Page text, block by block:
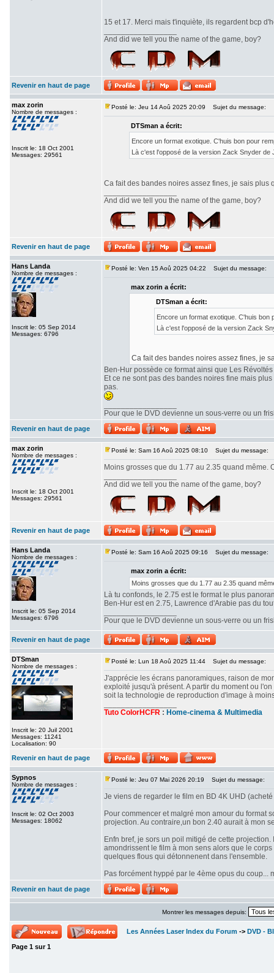
15 et 17. Merci mais t'inquiète, ils regardent bcp
And did we tell you the name of the game, boy?
Revenir en haut de page
max zorin
Nombre de messages :
Inscrit le: 18 Oct 2001
Messages: 29561
Posté le: Jeu 14 Aoû 2025 20:09 Sujet du message:
DTSman a écrit:
Encore un format exotique. C'huis bon pour
Là c'est l'opposé de la version Zack Snyder de
Ca fait des bandes noires assez fines, je sais
And did we tell you the name of the game, boy?
Revenir en haut de page
Hans Landa
Nombre de messages :
Inscrit le: 05 Sep 2014
Messages: 6796
Posté le: Ven 15 Aoû 2025 04:22 Sujet du message:
max zorin a écrit:
DTSman a écrit:
Encore un format exotique. C'huis
Là c'est l'opposé de la version Zack
Ca fait des bandes noires assez fines, je
Ben-Hur possède ce format ainsi que Les
Et ce ne sont pas des bandes noires fine mais
pas.
Pour que le DVD devienne un sous-verre ou un
Revenir en haut de page
max zorin
Nombre de messages :
Inscrit le: 18 Oct 2001
Messages: 29561
Posté le: Sam 16 Aoû 2025 08:10 Sujet du message:
Moins grosses que du 1.77 au 2.35 quand même.
And did we tell you the name of the game, boy?
Revenir en haut de page
Hans Landa
Nombre de messages :
Inscrit le: 05 Sep 2014
Messages: 6796
Posté le: Sam 16 Aoû 2025 09:16 Sujet du message:
max zorin a écrit:
Moins grosses que du 1.77 au 2.35 quand
Là tu confonds, le 2.75 est le format le plus
Ben-Hur est en 2.75, Lawrence d'Arabie pas du
Pour que le DVD devienne un sous-verre ou un
Revenir en haut de page
DTSman
Nombre de messages :
Inscrit le: 20 Juil 2001
Messages: 11241
Localisation: 90
Posté le: Lun 18 Aoû 2025 11:44 Sujet du message:
J'apprécie les écrans panoramiques, raison de
exploité jusqu'à présent. A partir du moment ou
soit la technologie de reproduction d'image à
Tuto ColorHCFR : Home-cinema & Multimedia
Revenir en haut de page
Sypnos
Nombre de messages :
Inscrit le: 02 Oct 2003
Messages: 18062
Posté le: Jeu 07 Mai 2026 20:19 Sujet du message:
Je viens de regarder le film en BD 4K UHD
Pour commencer et malgré mon amour du format
projection. Au contraire,un bon 2.40 aurait à mon
Enfn bref, je sors un poil mitigé de cette
amondrissent le film à mon sens alors que le
quelques flous qui détonnenent dans l'ensemble.
Pas forcément hyppé par le 4ème opus du
Revenir en haut de page
Montrer les messages depuis:
Les Années Laser Index du Forum -> DVD -
Page 1 sur1